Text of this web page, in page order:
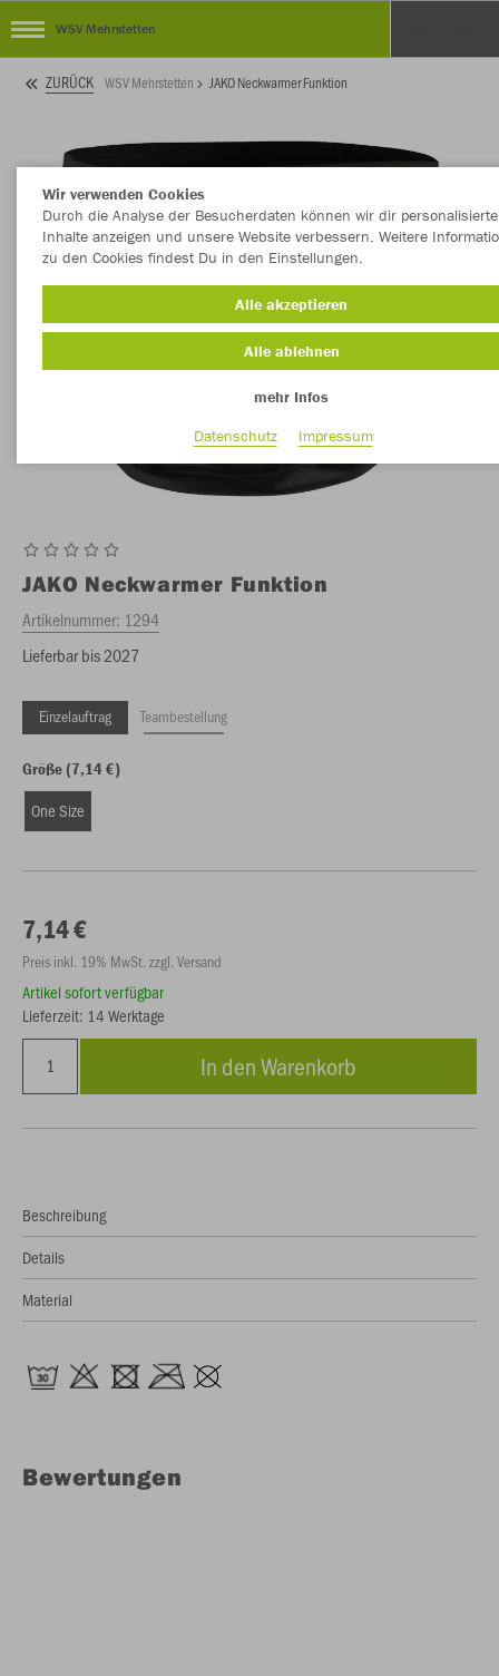
WSV Mehrstetten
ZURÜCK WSV Mehrstetten JAKO Neckwarmer Funktion
JAKO Neckwarmer Funktion
Artikelnummer: 1294
Lieferbar bis 2027
Einzelauftrag Teambestellung
Größe (7,14 €)
One Size
7,14 €
Preis inkl. 19% MwSt. zzgl. Versand
Artikel sofort verfügbar
Lieferzeit: 14 Werktage
In den Warenkorb
Beschreibung
Details
Material
Bewertungen
Wir verwenden Cookies
Durch die Analyse der Besucherdaten können wir dir personalisierte
Inhalte anzeigen und unsere Website verbessern. Weitere
zu den Cookies findest Du in den Einstellungen.
Alle akzeptieren
Alle ablehnen
mehr Infos
Datenschutz
Impressum